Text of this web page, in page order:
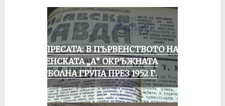
ОТ ПРЕСАТА: В ПЪРВЕНСТВОТО НА
РУСЕНСКАТА „А“ ОКРЪЖНАТА
ФУТБОЛНА ГРУПА ПРЕЗ 1952 Г.